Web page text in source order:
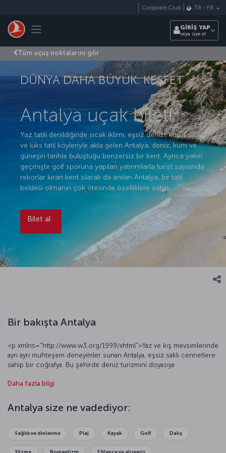
Toggle navigation
Corporate Club TR - FR
GİRİŞ YAP
veya üye ol
Tüm uçuş noktalarını gör
DÜNYA DAHA BÜYÜK. KEŞFET.
Antalya uçak bileti
Yaz tatili denildiğinde sıcak iklimi, eşsiz denizi, kumsalları
ve lüks tatil köyleriyle akla gelen Antalya, deniz, kum ve
güneşin tarihle buluştuğu benzersiz bir kent. Ayrıca yakın
geçmişte golf sporuna yapılan yatırımlarla turist sayısında
rekorlar kıran kent olarak da anılan Antalya, bir tatil
beldesi olmanın çok ötesinde özelliklere sahip.
Bilet al
Bir bakışta Antalya
<p xmlns="http://www.w3.org/1999/xhtml">Yaz ve kış mevsimlerinde
ayrı ayrı muhteşem deneyimler sunan Antalya, eşsiz saklı cennetlere
sahip bir coğrafya. Bu şehirde deniz turizmini doyasıya
gidebilirsiniz. Köprülü Kanyon’da doğayla iç içe bir rafting turuna
sürebilirsiniz. Arkeolojiden ve tarihten hoşlanıyorsanız Antalya sizin
için de pek çok sürprizi olan bir kent. Kentin sınırları içinde Perge,
href="https://blog.turkishairlines.com/tr/turkiyedeki-antik-kentler/"
Hemen bir Antalya uçak bileti alarak hazırlıklarına başlayacağınız bu
Daha fazla bilgi
Antalya size ne vadediyor:
Sağlık ve dinlenme Plaj Kayak Golf Dalış